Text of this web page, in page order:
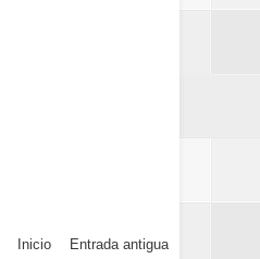
Entrada antigua
Inicio